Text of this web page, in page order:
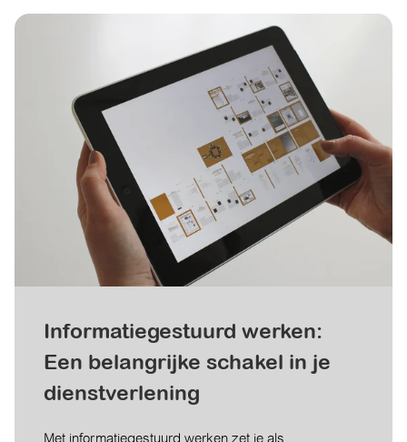
Informatiegestuurd werken:
Een belangrijke schakel in je
dienstverlening
Met informatiegestuurd werken zet je als